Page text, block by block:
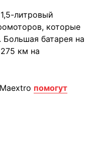
литровый
которые
батарея на
км на
помогут